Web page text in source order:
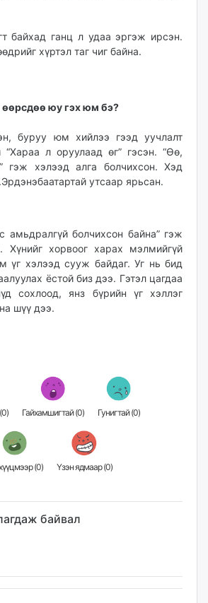
байхад ганц л удаа эргэж ирсэн.
хүртэл таг чиг байна.
өөрсдөө юу гэх юм бэ?
буруу юм хийлээ гээд уучлалт
л оруулаад өг” гэсэн. “Өө,
гэж хэлээд алга болчихсон. Хэд
утсаар ярьсан.
амьдралгүй болчихсон байна” гэж
Хүнийг хорвоог харах мэлмийгүй
үг хэлээд сууж байдаг. Уг нь бид
ёстой биз дээ. Гэтэл цагдаа
сохлоод, янз бүрийн үг хэллэг
шүү дээ.
Хөгжилтэй (0) Гайхамшигтай (0) Гунигтай (0)
Жихүүцмээр (0) Үзэн ядмаар (0)
байвал